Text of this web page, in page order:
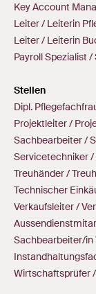
Key Account
Leiter / Leiterin
Leiter / Leiterin
Payroll Spezialist
Stellen
Dipl.
Projektleiter /
Sachbearbeiter /
Servicetechniker
Treuhänder /
Technischer
Verkaufsleiter /
Sachbearbeiter/in
Wirtschaftsprüfer